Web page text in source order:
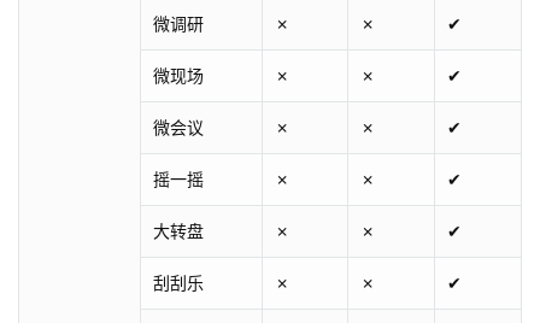
微调研 ✗ ✗ ✔
微现场 ✗ ✗ ✔
微会议 ✗ ✗ ✔
摇一摇 ✗ ✗ ✔
大转盘 ✗ ✗ ✔
刮刮乐 ✗ ✗ ✔